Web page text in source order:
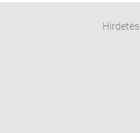
Hirdetés